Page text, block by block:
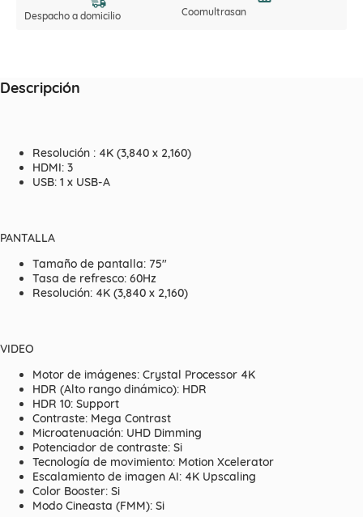
Despacho a domicilio Coomultrasan
Descripción
Resolución : 4K (3,840 x 2,160)
HDMI: 3
USB: 1 x USB-A
PANTALLA
Tamaño de pantalla: 75"
Tasa de refresco: 60Hz
Resolución: 4K (3,840 x 2,160)
VIDEO
Motor de imágenes: Crystal Processor 4K
HDR (Alto rango dinámico): HDR
HDR 10: Support
Contraste: Mega Contrast
Microatenuación: UHD Dimming
Potenciador de contraste: Si
Tecnología de movimiento: Motion Xcelerator
Escalamiento de imagen AI: 4K Upscaling
Color Booster: Si
Modo Cineasta (FMM): Si